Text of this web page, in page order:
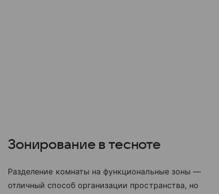
Зонирование в тесноте
Разделение комнаты на функциональные зоны —
отличный способ организации пространства, но